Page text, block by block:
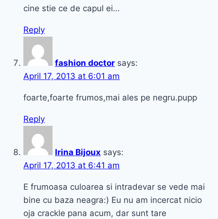
cine stie ce de capul ei…
Reply
fashion doctor says:
April 17, 2013 at 6:01 am
foarte,foarte frumos,mai ales pe negru.pupp
Reply
Irina Bijoux says:
April 17, 2013 at 6:41 am
E frumoasa culoarea si intradevar se vede mai
bine cu baza neagra:) Eu nu am incercat nicio
oja crackle pana acum, dar sunt tare